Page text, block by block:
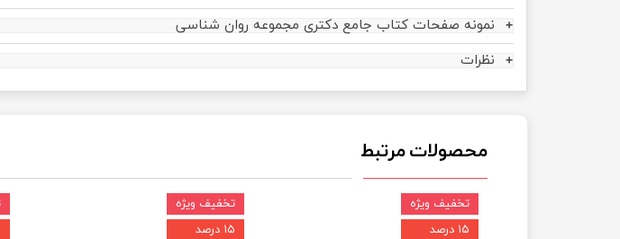
نمونه صفحات کتاب جامع دکتری مجموعه روان شناسی
نظرات
محصولات مرتبط
تخفیف ویژه
۱۵ درصد
تخفیف ویژه
۱۵ درصد